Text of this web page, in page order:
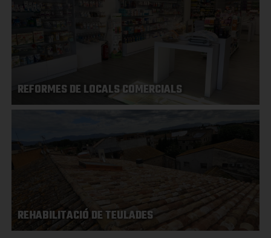
REFORMES DE LOCALS COMERCIALS
REHABILITACIÓ DE TEULADES